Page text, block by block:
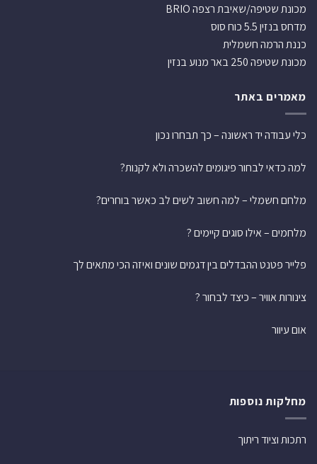
מכונת שטיפה/שאיבת רצפה BRIO
מדחס בנזין 5.5 כוח סוס
כננת הרמה חשמלית
מכונת שטיפה 250 באר מנוע בנזין
מאמרים באתר
כלי עבודה יד ראשונה – כך תבחרו נכון
למה כדאי לבחור פיגומים להשכרה ולא לקנות?
מלחם חשמלי – למה חשוב לשים לב כאשר בוחרים?
מלחמים – אילו סוגים קיימים ?
פלייר פטנט ההבדלים בין דגמים שונים ואיזה הכי מתאים לך
צינורות אוויר – כיצד לבחור ?
אום עיוור
מחלקות נוספות
רתכות וציוד ריתוך